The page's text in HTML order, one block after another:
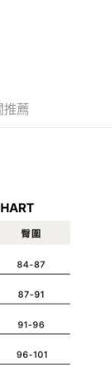
無須另外申請。
轉到大哥付的交易
，確認付款後即完
期系統評分，恕無
算日後寄送繳費提
直營門市／銀行轉
將買賣／分期付款
商店將以您的個人
可透過四大超商／
成。
取消訂單，請聯絡
需透過AFTEE先享
示為準，若有關於
站紙袋，取件時
推薦